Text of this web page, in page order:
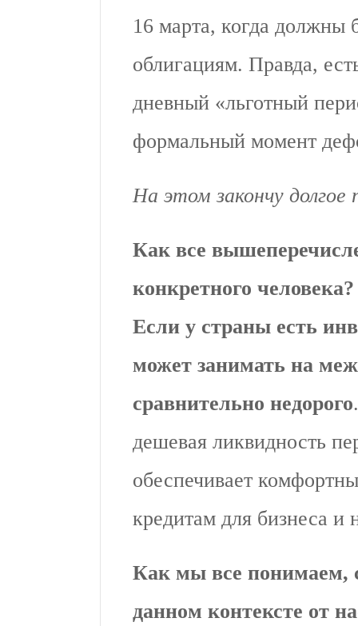
16 марта, когда
облигациям. Правда,
дневный «льготный
формальный момент
На этом закончу долгое
Как все
конкретного
Если у страны есть
может занимать на
сравнительно недорого
дешевая ликвидность
обеспечивает
кредитам для бизнеса
Как мы все понимаем,
данном контексте от